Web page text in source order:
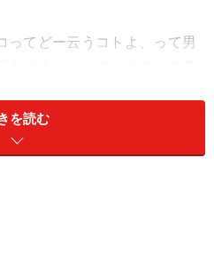
ってどー云うコトよ、って男
ら
を読む